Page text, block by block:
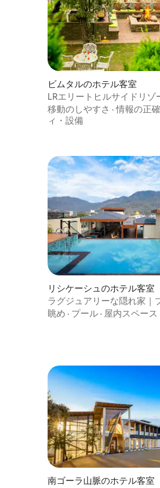
ビムタルのホテル客室
LRエリートヒルサイドリゾ
ール
移動のしやすさ ·情報の正
ィ・設備
リシケーシュのホテル客室
ラグジュアリーな隠れ家｜
ム、レストラン
眺め · プール · 屋内スペース
南ゴーラ山脈のホテル客室